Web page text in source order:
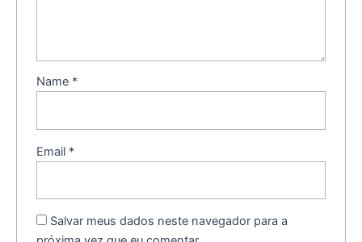
Name *
Email *
Salvar meus dados neste navegador para a